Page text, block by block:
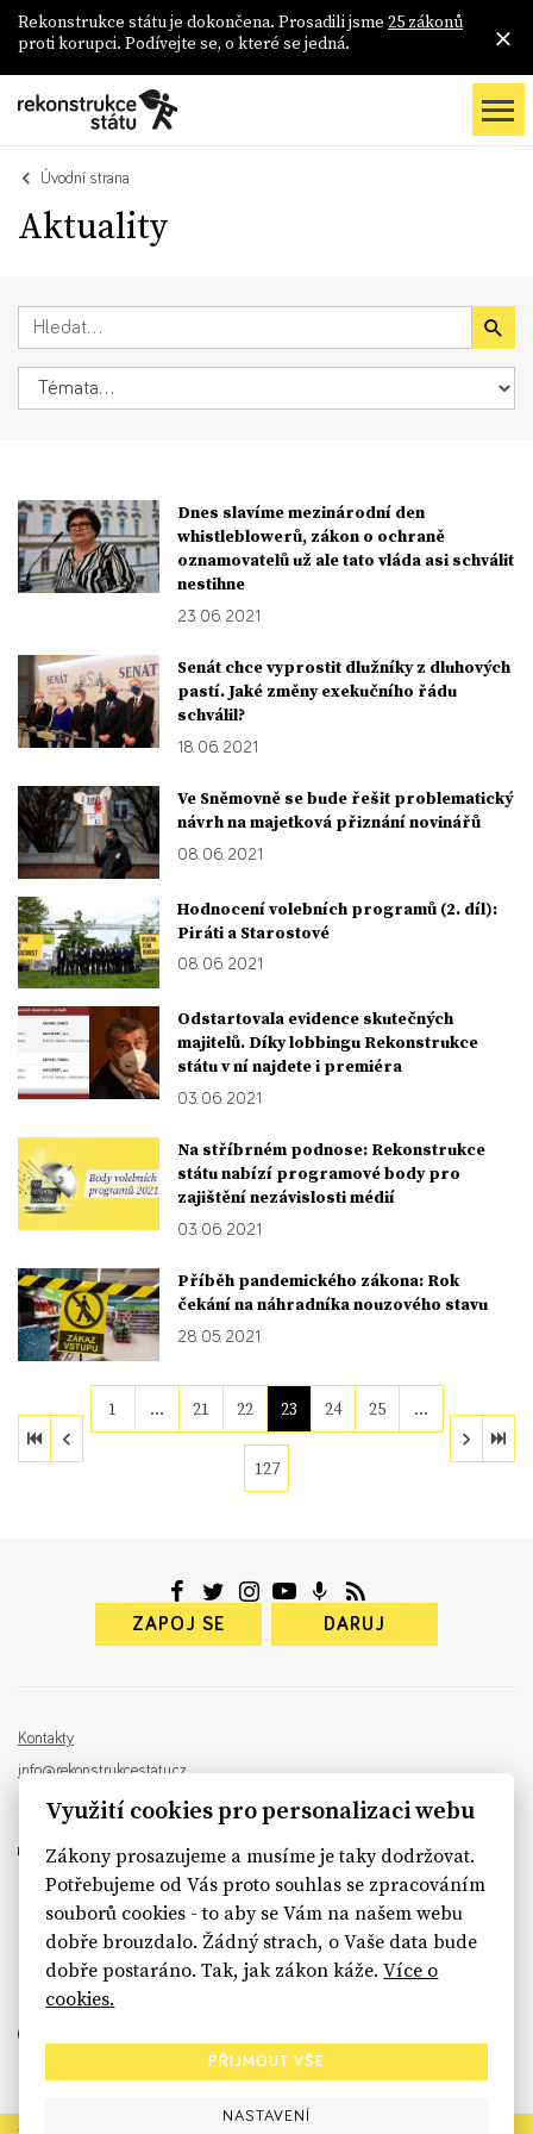
Rekonstrukce státu je dokončena. Prosadili jsme 25 zákonů
proti korupci. Podívejte se, o které se jedná.
Úvodní strana
Aktuality
Dnes slavíme mezinárodní den
whistleblowerů, zákon o ochraně
oznamovatelů už ale tato vláda asi schválit
nestihne
23. 06. 2021
Senát chce vyprostit dlužníky z dluhových
pastí. Jaké změny exekučního řádu
schválil?
18. 06. 2021
Ve Sněmovně se bude řešit problematický
návrh na majetková přiznání novinářů
08. 06. 2021
Hodnocení volebních programů (2. díl):
Piráti a Starostové
08. 06. 2021
Odstartovala evidence skutečných
majitelů. Díky lobbingu Rekonstrukce
státu v ní najdete i premiéra
03. 06. 2021
Na stříbrném podnose: Rekonstrukce
státu nabízí programové body pro
zajištění nezávislosti médií
03. 06. 2021
Příběh pandemického zákona: Rok
čekání na náhradníka nouzového stavu
28. 05. 2021
1 … 21 22 23 24 25 …
127
ZAPOJ SE DARUJ
Kontakty
info@rekonstrukcestatu.cz
Návrh a vývoj: Sinfin , ilustrace:
sinfin.digital
Využití cookies pro personalizaci webu
Zákony prosazujeme a musíme je taky dodržovat.
Potřebujeme od Vás proto souhlas se zpracováním
souborů cookies - to aby se Vám na našem webu
dobře brouzdalo. Žádný strach, o Vaše data bude
dobře postaráno. Tak, jak zákon káže.Více o
cookies.
PŘIJMOUT VŠE
NASTAVENÍ